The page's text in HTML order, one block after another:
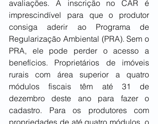
avaliações. A inscrição no CAR é
imprescindível para que o produtor
consiga aderir ao Programa de
Regularização Ambiental (PRA). Sem o
PRA, ele pode perder o acesso a
benefícios. Proprietários de imóveis
rurais com área superior a quatro
módulos fiscais têm até 31 de
dezembro deste ano para fazer o
cadastro. Para os produtores com